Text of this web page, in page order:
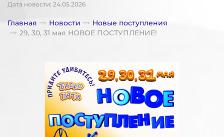
Дата новости: 24.05.2026
Главная Новости
Новые поступления
29, 30, 31 мая НОВОЕ ПОСТУПЛЕНИЕ!